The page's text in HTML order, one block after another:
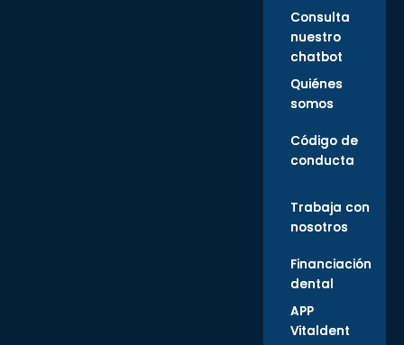
Consulta
nuestro
chatbot
Quiénes
somos
Código de
conducta
Trabaja con
nosotros
Financiación
dental
APP
Vitaldent